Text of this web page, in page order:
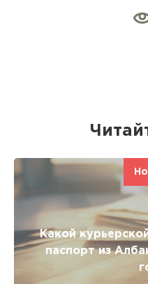
Какой
паспорт из